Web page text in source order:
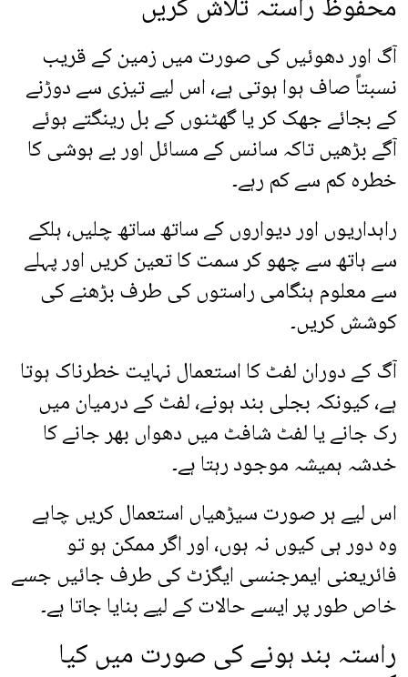
محفوظ راستہ تلاش کریں
آگ اور دھوئیں کی صورت میں زمین کے قریب
نسبتاً صاف ہوا ہوتی ہے، اس لیے تیزی سے دوڑنے
کے بجائے جھک کر یا گھٹنوں کے بل رینگتے ہوئے
آگے بڑھیں تاکہ سانس کے مسائل اور بے ہوشی کا
خطرہ کم سے کم رہے۔
راہداریوں اور دیواروں کے ساتھ ساتھ چلیں، ہلکے
سے ہاتھ سے چھو کر سمت کا تعین کریں اور پہلے
سے معلوم ہنگامی راستوں کی طرف بڑھنے کی
کوشش کریں۔
آگ کے دوران لفٹ کا استعمال نہایت خطرناک ہوتا
ہے، کیونکہ بجلی بند ہونے، لفٹ کے درمیان میں
رک جانے یا لفٹ شافٹ میں دھواں بھر جانے کا
خدشہ ہمیشہ موجود رہتا ہے۔
اس لیے ہر صورت سیڑھیاں استعمال کریں چاہے
وہ دور ہی کیوں نہ ہوں، اور اگر ممکن ہو تو
فائریعنی ایمرجنسی ایگزٹ کی طرف جائیں جسے
خاص طور پر ایسے حالات کے لیے بنایا جاتا ہے۔
راستہ بند ہونے کی صورت میں کیا